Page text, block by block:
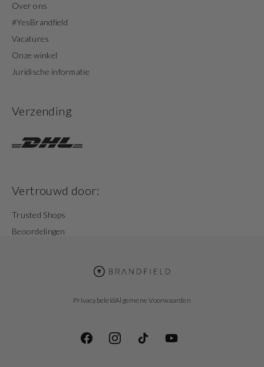
Over ons
#YesBrandfield
Vacatures
Onze winkel
Juridische informatie
Verzending
Vertrouwd door:
Trusted Shops
Beoordelingen
PrivacybeleidAlgemene Voorwaarden
FacebookInstagramTikTok YouTube